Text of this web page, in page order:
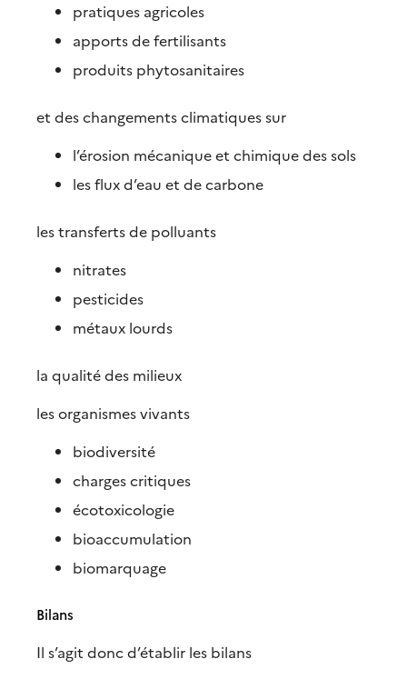
pratiques agricoles
apports de fertilisants
produits phytosanitaires
et des changements climatiques sur
l’érosion mécanique et chimique des sols
les flux d’eau et de carbone
les transferts de polluants
nitrates
pesticides
métaux lourds
la qualité des milieux
les organismes vivants
biodiversité
charges critiques
écotoxicologie
bioaccumulation
biomarquage
Bilans
Il s’agit donc d’établir les bilans